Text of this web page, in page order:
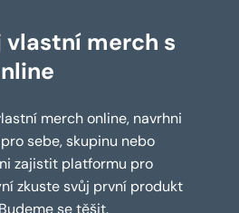
merch s
merch online, navrhni
sebe, skupinu nebo
zajistit platformu pro
zkuste svůj první produkt
se těšit.